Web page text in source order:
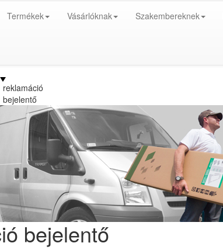
Termékek Vásárlóknak Szakembereknek
reklamáció
bejelentő
bejelentő